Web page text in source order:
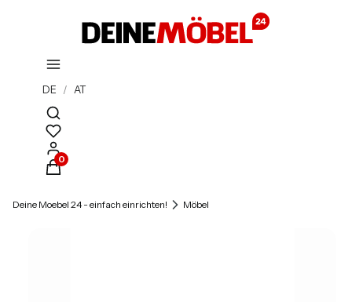
DE / AT
Suchmaschine öffnen
Produkte im Warenkorb: 0. Details anzeigen
Deine Moebel 24 - einfach einrichten! Möbel